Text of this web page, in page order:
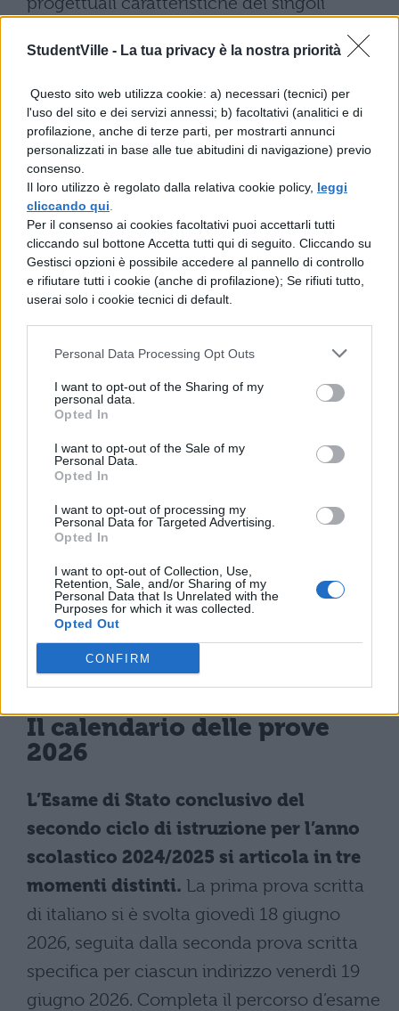
StudentVille - La tua privacy è la nostra priorità
Questo sito web utilizza cookie: a) necessari (tecnici) per
l'uso del sito e dei servizi annessi; b) facoltativi (analitici e di
profilazione, anche di terze parti, per mostrarti annunci
personalizzati in base alle tue abitudini di navigazione) previo
consenso.
Il loro utilizzo è regolato dalla relativa cookie policy, leggi
cliccando qui
Per il consenso ai cookies facoltativi puoi accettarli tutti
cliccando sul bottone Accetta tutti qui di seguito. Cliccando su
Gestisci opzioni è possibile accedere al pannello di controllo
e rifiutare tutti i cookie (anche di profilazione); Se rifiuti tutto,
userai solo i cookie tecnici di default.
Personal Data Processing Opt Outs
I want to opt-out of the Sharing of my
personal data.
Opted In
I want to opt-out of the Sale of my
Personal Data.
Opted In
I want to opt-out of processing my
Personal Data for Targeted Advertising.
Opted In
I want to opt-out of Collection, Use,
Retention, Sale, and/or Sharing of my
Personal Data that Is Unrelated with the
Purposes for which it was collected.
Opted Out
CONFIRM
composizione, al coreutico Tecniche della
danza.
Negli istituti tecnici,l’indirizzo
Amministrazione, Finanza e Marketing
prevede Economia aziendale, sia nella
forma base sia nelle articolazioni Relazioni
internazionali per il marketing e Sistemi
informativi aziendali. Per l’indirizzo Turismo
la materia scelta è Discipline turistiche e
aziendali, mentre nell’indirizzo Costruzioni,
Ambiente e Territorio la prova verte su
Progettazione, costruzioni e impianti.
Nell’indirizzo Informatica e
telecomunicazioni, la disciplina è
Sistemi e reti
Informatica sia a Telecomunicazioni. Per gli
istituti agrari, nell’indirizzo Produzioni e
trasformazioni e Gestione dell’ambiente e
del territorio è assegnata Produzioni
vegetali, mentre nell’articolazione
Viticoltura ed enologia la prova richiede
Viticoltura e difesa della vite.
Il calendario delle prove
2026
L’Esame di Stato conclusivo del
secondo ciclo di istruzione per l’anno
scolastico 2024/2025 si articola in tre
momenti distinti. La prima prova scritta
di italiano si è svolta giovedì 18 giugno
2026, seguita dalla seconda prova scritta
specifica per ciascun indirizzo venerdì 19
giugno 2026. Completa il percorso d’esame